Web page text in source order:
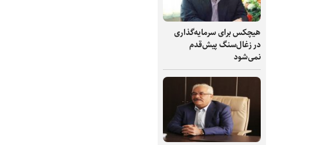
هیچکس برای سرمایه‌گذاری
در زغال‌سنگ پیش‌قدم
نمی‌شود